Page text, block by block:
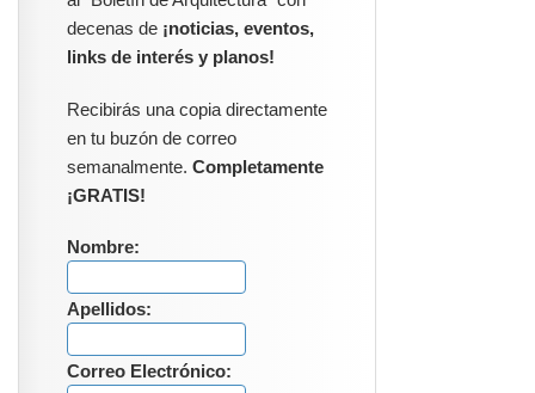
decenas de ¡noticias, eventos,
links de interés y planos!
Recibirás una copia directamente
en tu buzón de correo
semanalmente. Completamente
¡GRATIS!
Nombre:
Apellidos:
Correo Electrónico: